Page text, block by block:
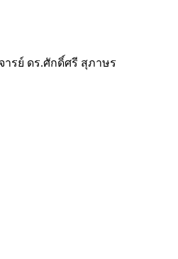
ารย์ ดร.ศักดิ์ศรี สุภาษร